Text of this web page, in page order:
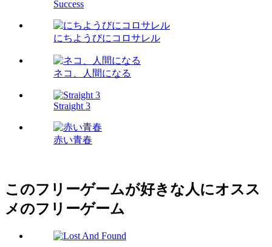
Success
にちようびにコロサレル
ネコ、人間になる
Straight 3
赤い青春
このフリーゲームが好きな人にオスス
メのフリーゲーム